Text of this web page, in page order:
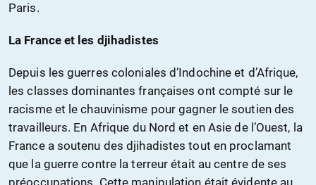
Paris.
La France et les djihadistes
Depuis les guerres coloniales d’Indochine et d’Afrique,
les classes dominantes françaises ont compté sur le
racisme et le chauvinisme pour gagner le soutien des
travailleurs. En Afrique du Nord et en Asie de l’Ouest, la
France a soutenu des djihadistes tout en proclamant
que la guerre contre la terreur était au centre de ses